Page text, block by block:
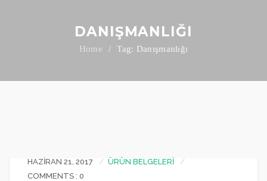
DANIŞMANLIĞI
Tag: Danışmanlığı
HAZIRAN 21, 2017
ÜRÜN BELGELERI
COMMENTS : 0